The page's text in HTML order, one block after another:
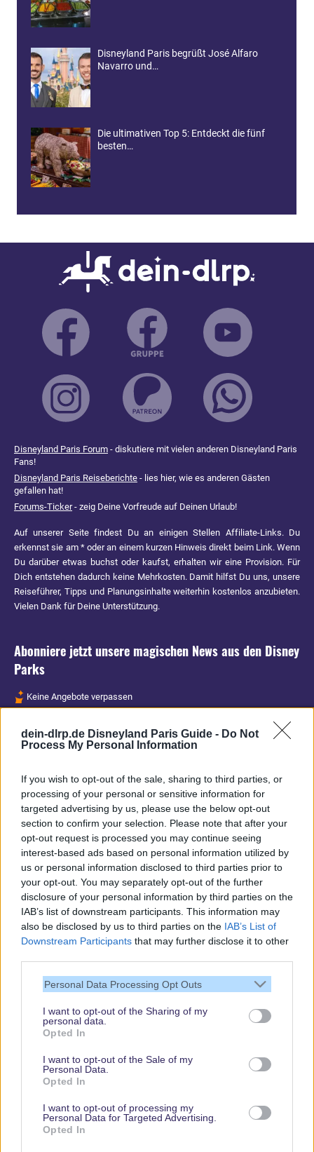
dein-dlrp.de Disneyland Paris Guide - Do Not
Process My Personal Information
If you wish to opt-out of the sale, sharing to third parties, or
processing of your personal or sensitive information for
targeted advertising by us, please use the below opt-out
section to confirm your selection. Please note that after your
opt-out request is processed you may continue seeing
interest-based ads based on personal information utilized by
us or personal information disclosed to third parties prior to
your opt-out. You may separately opt-out of the further
disclosure of your personal information by third parties on the
IAB’s list of downstream participants. This information may
also be disclosed by us to third parties on the IAB’s List of
Downstream Participants that may further disclose it to other
Personal Data Processing Opt Outs
I want to opt-out of the Sharing of my
personal data.
Opted In
I want to opt-out of the Sale of my
Personal Data.
Opted In
I want to opt-out of processing my
Personal Data for Targeted Advertising.
Opted In
Disneyland Paris begrüßt José Alfaro
Navarro und…
Die ultimativen Top 5: Entdeckt die fünf
besten…
Disneyland Paris Forum - diskutiere mit vielen anderen Disneyland Paris
Fans!
Disneyland Paris Reiseberichte - lies hier, wie es anderen Gästen
gefallen hat!
Forums-Ticker- zeig Deine Vorfreude auf Deinen Urlaub!
Auf unserer Seite findest Du an einigen Stellen Affiliate-Links. Du
erkennst sie am * oder an einem kurzen Hinweis direkt beim Link. Wenn
Du darüber etwas buchst oder kaufst, erhalten wir eine Provision. Für
Dich entstehen dadurch keine Mehrkosten. Damit hilfst Du uns, unsere
Reiseführer, Tipps und Planungsinhalte weiterhin kostenlos anzubieten.
Vielen Dank für Deine Unterstützung.
Abonniere jetzt unsere magischen News aus den Disney
Parks
Keine Angebote verpassen
Spannende Lesetipps
Vielen Dank,
dass Du unsere
Seite liest.
Schau regelmäßig
© dein-dlrp | Einige Elemente ©Disney. dein-dlrp ist ein Reiseführer für
Disneyland Paris & Walt Disney World und ist unabhängig von "The Walt
Disney Company", "EuroDisney S.C.A." oder deren Tochter- sowie
Partnerunternehmen.